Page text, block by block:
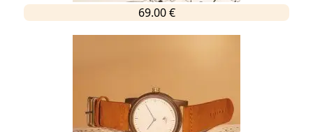
69.00 €